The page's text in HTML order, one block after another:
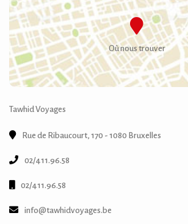
Où nous trouver
Tawhid Voyages
Rue de Ribaucourt, 170 - 1080 Bruxelles
02/411.96.58
02/411.96.58
info@tawhidvoyages.be